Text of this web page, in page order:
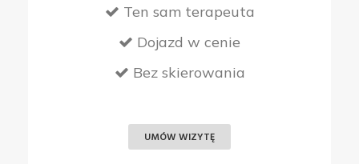
Ten sam terapeuta
Dojazd w cenie
Bez skierowania
UMÓW WIZYTĘ